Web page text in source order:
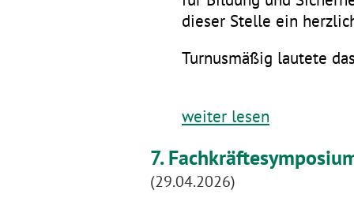
dieser Stelle ein
Turnusmäßig lautete
weiter lesen
7.
(29.04.2026)